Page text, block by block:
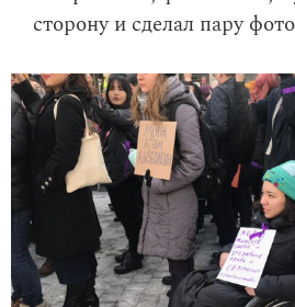
сторону и сделал пару